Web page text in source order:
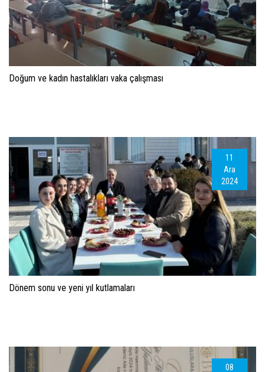
Doğum ve kadın hastalıkları vaka çalışması
11
Ara
2024
Dönem sonu ve yeni yıl kutlamaları
08